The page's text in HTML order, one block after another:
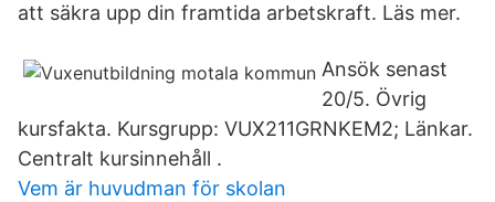
att säkra upp din framtida arbetskraft. Läs mer.
Ansök senast
20/5. Övrig
kursfakta. Kursgrupp: VUX211GRNKEM2; Länkar.
Centralt kursinnehåll .
Vem är huvudman för skolan